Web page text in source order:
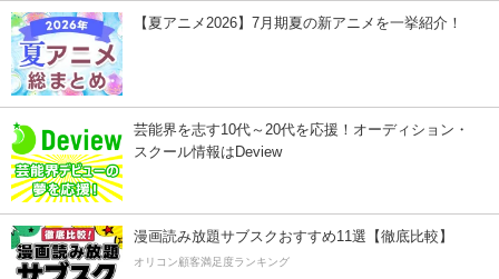
【夏アニメ2026】7月期夏の新アニメを一挙紹介！
芸能界を志す10代～20代を応援！オーディション・
スクール情報はDeview
漫画読み放題サブスクおすすめ11選【徹底比較】
オリコン顧客満足度ランキング